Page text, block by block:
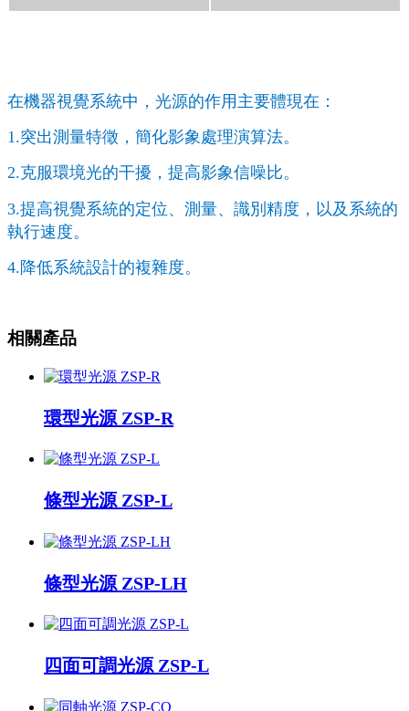
在機器視覺系統中，光源的作用主要體現在：
1.突出測量特徵，簡化影象處理演算法。
2.克服環境光的干擾，提高影象信噪比。
3.提高視覺系統的定位、測量、識別精度，以及系統的
執行速度。
4.降低系統設計的複雜度。
相關產品
環型光源 ZSP-R
條型光源 ZSP-L
條型光源 ZSP-LH
四面可調光源 ZSP-L